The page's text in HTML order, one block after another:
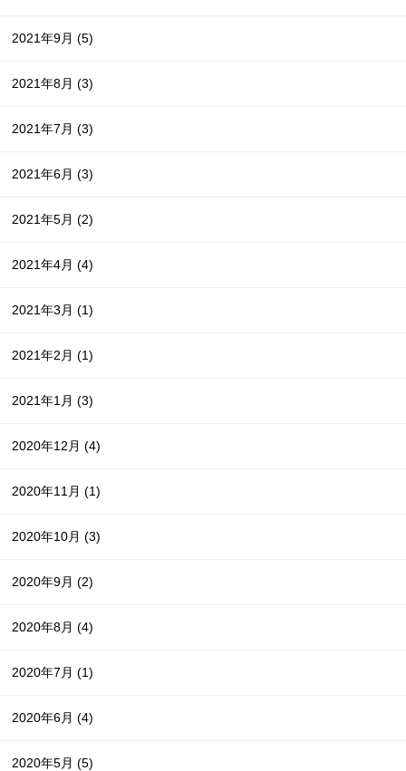
2021年9月(5)
2021年8月(3)
2021年7月(3)
2021年6月(3)
2021年5月(2)
2021年4月(4)
2021年3月(1)
2021年2月(1)
2021年1月(3)
2020年12月(4)
2020年11月(1)
2020年10月(3)
2020年9月(2)
2020年8月(4)
2020年7月(1)
2020年6月(4)
2020年5月(5)